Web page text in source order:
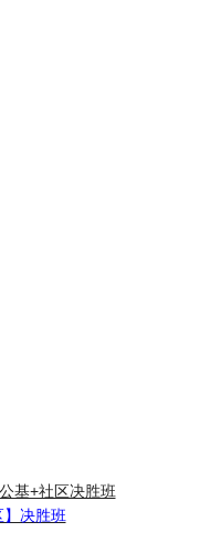
】决胜班